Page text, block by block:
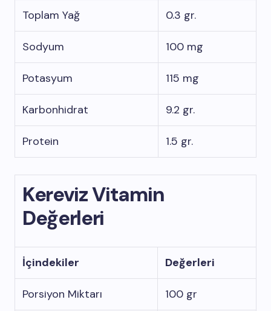
Toplam Yağ 0.3 gr.
Sodyum 100 mg
Potasyum 115 mg
Karbonhidrat 9.2 gr.
Protein 1.5 gr.
Kereviz Vitamin
Değerleri
İçindekiler Değerleri
Porsiyon Miktarı 100 gr